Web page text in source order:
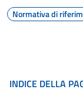
Normativa di
INDICE DELLA